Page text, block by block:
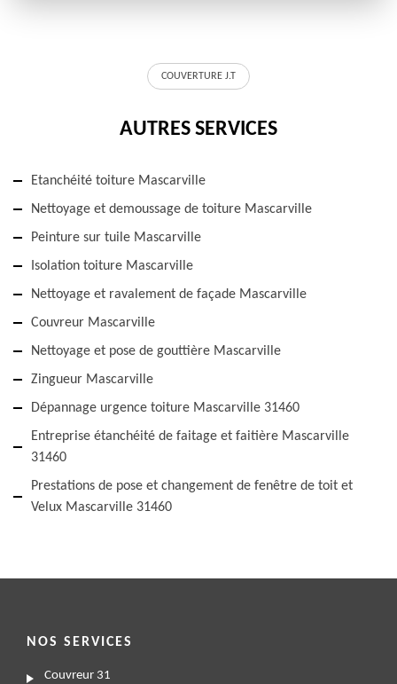
COUVERTURE J.T
AUTRES SERVICES
Etanchéité toiture Mascarville
Nettoyage et demoussage de toiture Mascarville
Peinture sur tuile Mascarville
Isolation toiture Mascarville
Nettoyage et ravalement de façade Mascarville
Couvreur Mascarville
Nettoyage et pose de gouttière Mascarville
Zingueur Mascarville
Dépannage urgence toiture Mascarville 31460
Entreprise étanchéité de faitage et faitière Mascarville
31460
Prestations de pose et changement de fenêtre de toit et
Velux Mascarville 31460
NOS SERVICES
Couvreur 31